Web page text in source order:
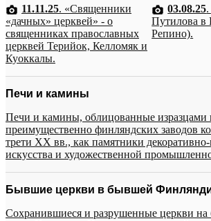
11.11.25. «Священники
«дачных» церквей» - о
священниках православных
церквей Терийок, Келломяк и
Куоккалы.
03.08.25
Путилова в
Репино).
Печи и камины
Печи и камины, облицованные изразцами
преимущественно финляндских заводов
трети XX вв., как памятники
искусства и художественной
Бывшие церкви в бывшей
Сохранившиеся и разрушенные церкви